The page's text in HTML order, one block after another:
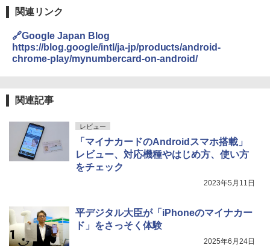
関連リンク
🔗Google Japan Blog
https://blog.google/intl/ja-jp/products/android-
chrome-play/mynumbercard-on-android/
関連記事
レビュー
「マイナカードのAndroidスマホ搭載」
レビュー、対応機種やはじめ方、使い方
をチェック
2023年5月11日
平デジタル大臣が「iPhoneのマイナカー
ド」をさっそく体験
2025年6月24日